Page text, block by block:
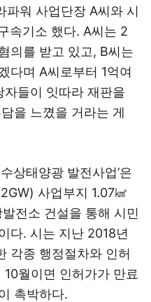
파워 사업단장 A씨와 시
속기소 했다. A씨는 2
의를 받고 있고, B씨는
다며 A씨로부터 1억여
들이 잇따라 재판을
을 느꼈을 거라는 게
상태양광 발전사업’은
사업부지 1.07㎢
전소 건설을 통해 시민
다. 시는 지난 2018년
각종 행정절차와 인허
월이면 인허가가 만료
촉박하다.